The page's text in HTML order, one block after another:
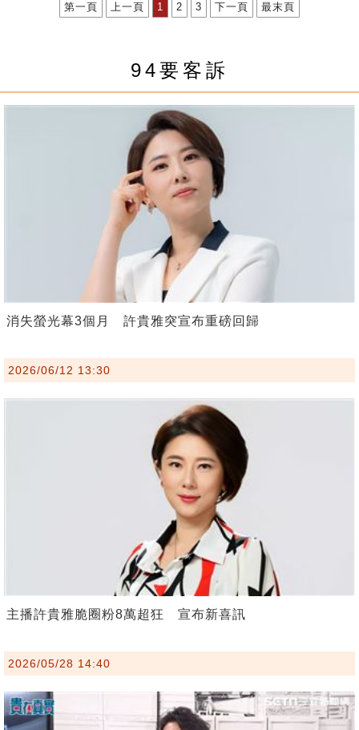
第一頁 上一頁 1 2 3 下一頁 最末頁
94要客訴
消失螢光幕3個月 許貴雅突宣布重磅回歸
2026/06/12 13:30
主播許貴雅脆圈粉8萬超狂 宣布新喜訊
2026/05/28 14:40